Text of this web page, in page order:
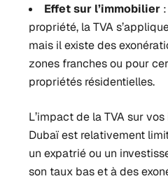
Effet sur l’immobilier
propriété, la TVA
mais il existe des
zones franches ou pour
propriétés résidentielles.
L’impact de la TVA sur
Dubaï est relativement
un expatrié ou un
son taux bas et à des